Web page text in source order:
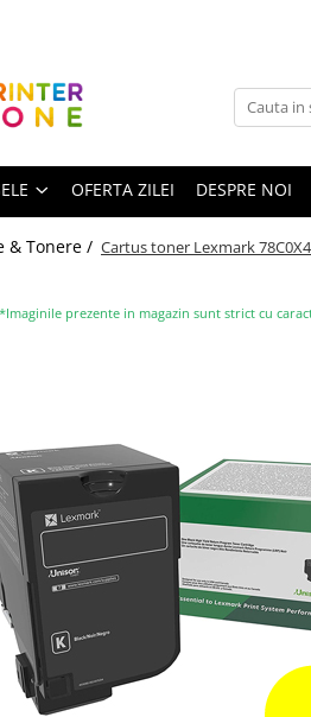
OFERTA ZILEI DESPRE NOI
& Tonere / Cartus toner Lexmark
prezente in magazin sunt strict cu